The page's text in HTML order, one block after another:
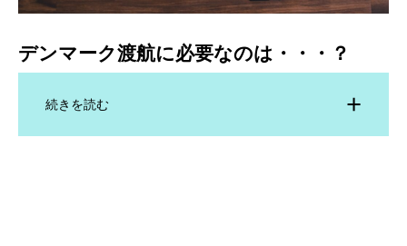
デンマーク渡航に必要なのは・・・？
続きを読む